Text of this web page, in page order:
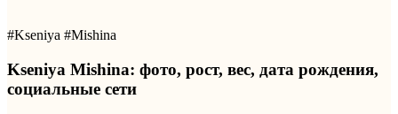
#Kseniya #Mishina
Kseniya Mishina: фото, рост, вес, дата рождения,
социальные сети